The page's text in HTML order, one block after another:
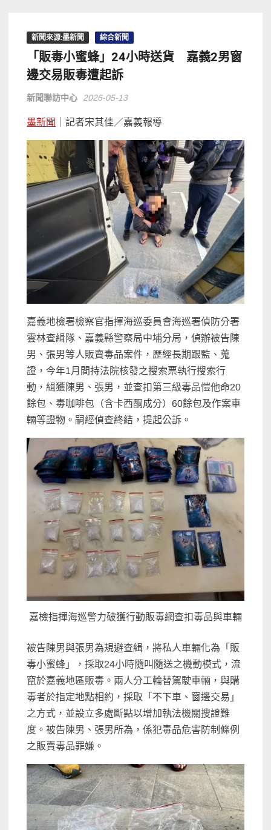
新聞來源:墨新聞 綜合新聞
「販毒小蜜蜂」24小時送貨 嘉義2男窗
邊交易販毒遭起訴
新聞聯訪中心 2026-05-13
墨新聞 ｜記者宋其佳／嘉義報導
嘉義地檢署檢察官指揮海巡委員會海巡署偵防分署
雲林查緝隊、嘉義縣警察局中埔分局，偵辦被告陳
男、張男等人販賣毒品案件，歷經長期跟監、蒐
證，今年1月間持法院核發之搜索票執行搜索行
動，緝獲陳男、張男，並查扣第三級毒品愷他命20
餘包、毒咖啡包（含卡西酮成分）60餘包及作案車
輛等證物。嗣經偵查終結，提起公訴。
嘉檢指揮海巡警力破獲行動販毒網查扣毒品與車輛
被告陳男與張男為規避查緝，將私人車輛化為「販
毒小蜜蜂」，採取24小時隨叫隨送之機動模式，流
竄於嘉義地區販毒。兩人分工輪替駕駛車輛，與購
毒者於指定地點相約，採取「不下車、窗邊交易」
之方式，並設立多處斷點以增加執法機關搜證難
度。被告陳男、張男所為，係犯毒品危害防制條例
之販賣毒品罪嫌。